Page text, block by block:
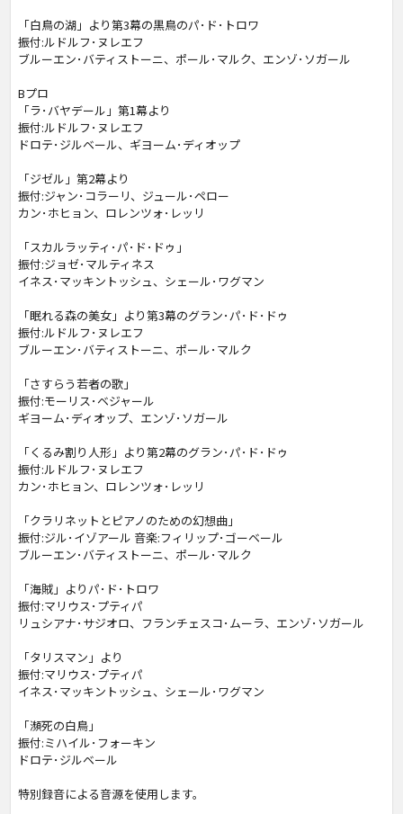
「白鳥の湖」より第3幕の黒鳥のパ･ド･トロワ
振付:ルドルフ･ヌレエフ
ブルーエン･バティストーニ、ポール･マルク、エンゾ･ソガール
Bプロ
「ラ･バヤデール」第1幕より
振付:ルドルフ･ヌレエフ
ドロテ･ジルベール、ギヨーム･ディオップ
「ジゼル」第2幕より
振付:ジャン･コラーリ、ジュール･ペロー
カン･ホヒョン、ロレンツォ･レッリ
「スカルラッティ･パ･ド･ドゥ」
振付:ジョゼ･マルティネス
イネス･マッキントッシュ、シェール･ワグマン
「眠れる森の美女」より第3幕のグラン･パ･ド･ドゥ
振付:ルドルフ･ヌレエフ
ブルーエン･バティストーニ、ポール･マルク
「さすらう若者の歌」
振付:モーリス･ベジャール
ギヨーム･ディオップ、エンゾ･ソガール
「くるみ割り人形」より第2幕のグラン･パ･ド･ドゥ
振付:ルドルフ･ヌレエフ
カン･ホヒョン、ロレンツォ･レッリ
「クラリネットとピアノのための幻想曲」
振付:ジル･イゾアール 音楽:フィリップ･ゴーベール
ブルーエン･バティストーニ、ポール･マルク
「海賊」よりパ･ド･トロワ
振付:マリウス･プティパ
リュシアナ･サジオロ、フランチェスコ･ムーラ、エンゾ･ソガール
「タリスマン」より
振付:マリウス･プティパ
イネス･マッキントッシュ、シェール･ワグマン
「瀕死の白鳥」
振付:ミハイル･フォーキン
ドロテ･ジルベール
特別録音による音源を使用します。